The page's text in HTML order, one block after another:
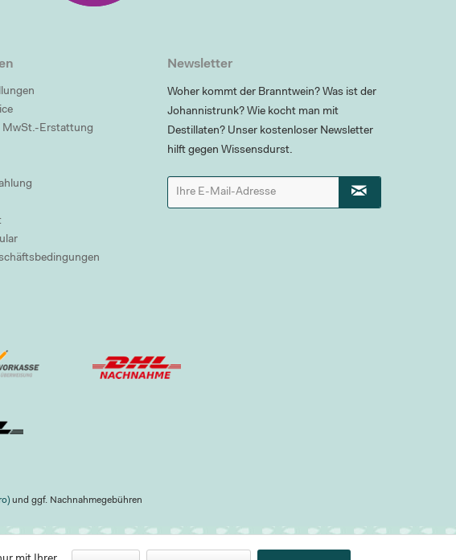
MwSt.-Erstattung
Newsletter
Woher kommt der Branntwein? Was ist der
Johannistrunk? Wie kocht man mit
Destillaten? Unser kostenloser Newsletter
hilft gegen Wissensdurst.
und ggf. Nachnahmegebühren